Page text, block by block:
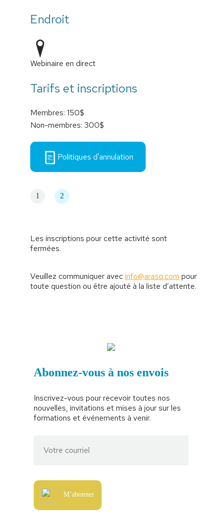
Endroit
Webinaire en direct
Tarifs et inscriptions
Membres: 150$
Non-membres: 300$
Politiques d'annulation
1 2
Les inscriptions pour cette activité sont
fermées.
Veuillez communiquer avecinfo@arasq.com pour
toute question ou être ajouté à la liste d’attente.
Abonnez-vous à nos envois
Inscrivez-vous pour recevoir toutes nos
nouvelles, invitations et mises à jour sur les
formations et événements à venir.
M’abonner